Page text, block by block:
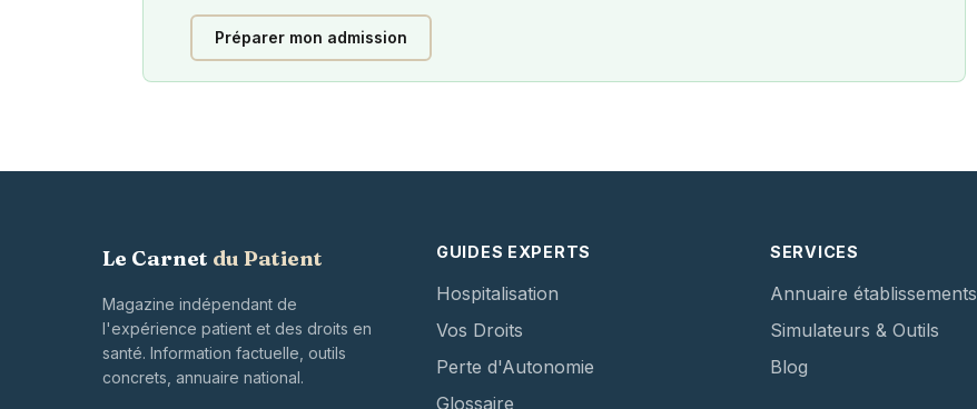
Préparer mon admission
Le Carnet du Patient
Magazine indépendant de
l'expérience patient et des droits en
santé. Information factuelle, outils
concrets, annuaire national.
GUIDES EXPERTS
Hospitalisation
Vos Droits
Perte d'Autonomie
Glossaire
SERVICES
Annuaire établissements
Simulateurs & Outils
Blog